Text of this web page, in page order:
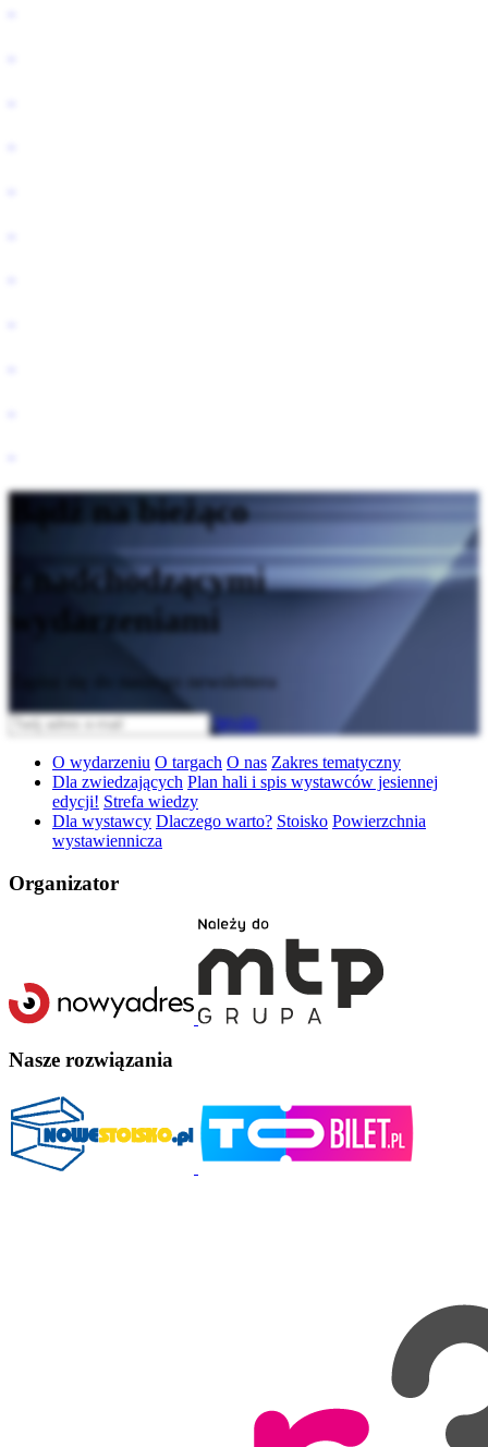
Bądź na bieżąco
z nadchodzącymi
wydarzeniami
Zapisz się do naszego newslettera
Wyślij
O wydarzeniu O targach O nas Zakres tematyczny
Dla zwiedzających Plan hali i spis wystawców jesiennej
edycji! Strefa wiedzy
Dla wystawcy Dlaczego warto? Stoisko Powierzchnia
wystawiennicza
Organizator
Nasze rozwiązania